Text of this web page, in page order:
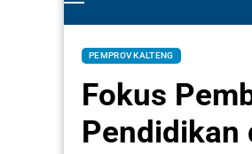
PEMPROV KALTENG
Fokus
Pendidikan